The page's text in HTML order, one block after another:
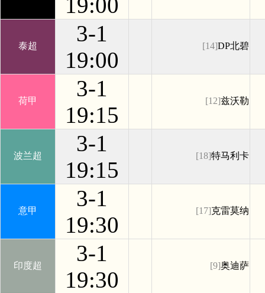
泰超
3-1
19:00
[14]DP北碧
荷甲
3-1
19:15
[12]兹沃勒
波兰超
3-1
19:15
[18]特马利卡
意甲
3-1
19:30
[17]克雷莫纳
印度超
3-1
19:30
[9]奥迪萨